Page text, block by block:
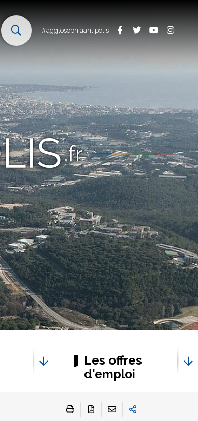
#agglosophiaantipolis
Les offres
d'emploi